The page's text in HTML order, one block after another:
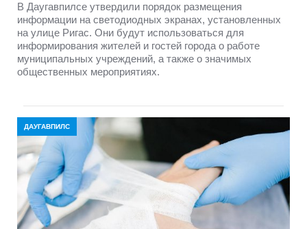
В Даугавпилсе утвердили порядок размещения
информации на светодиодных экранах, установленных
на улице Ригас. Они будут использоваться для
информирования жителей и гостей города о работе
муниципальных учреждений, а также о значимых
общественных мероприятиях.
ДАУГАВПИЛС